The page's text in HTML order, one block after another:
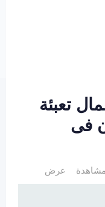
تعبئة
فى
عرض